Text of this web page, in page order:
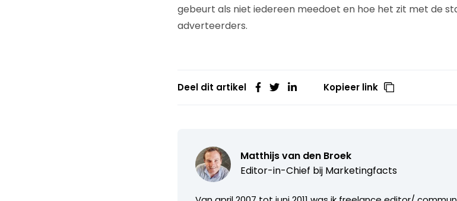
gebeurt als niet iedereen meedoet en hoe het zit met de
adverteerders.
Deel dit artikel Kopieer link
Matthijs van den Broek
Editor-in-Chief bij Marketingfacts